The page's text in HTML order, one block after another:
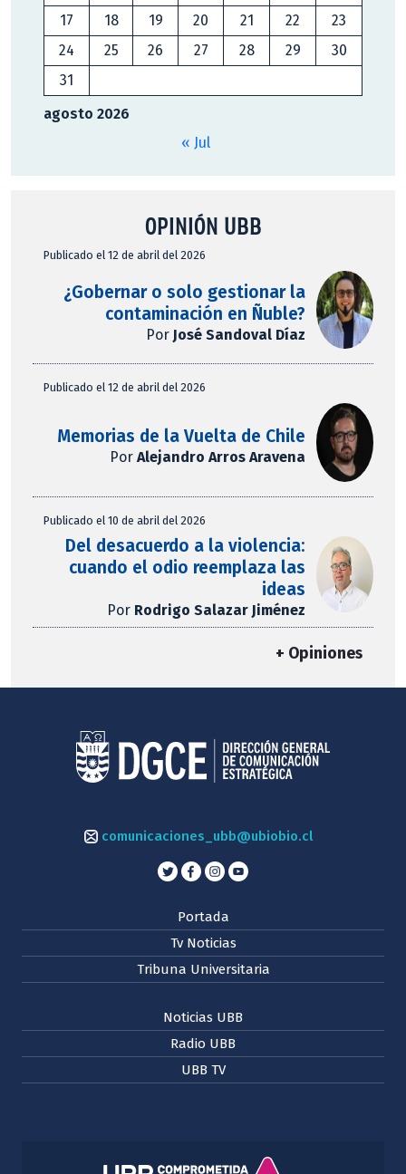
agosto 2026
17
18 19 20 21 22
23
24
25 26 27 28 29
30
31
« Jul
OPINIÓN UBB
Publicado el 12 de abril del 2026
¿Gobernar o solo gestionar la
contaminación en Ñuble?
Por José Sandoval Díaz
Publicado el 12 de abril del 2026
Memorias de la Vuelta de Chile
PorAlejandro Arros Aravena
Publicado el 10 de abril del 2026
Del desacuerdo a la violencia:
cuando el odio reemplaza las
ideas
Por Rodrigo Salazar Jiménez
+ Opiniones
comunicaciones_ubb@ubiobio.cl
Portada
Tv Noticias
Tribuna Universitaria
Noticias UBB
Radio UBB
UBB TV